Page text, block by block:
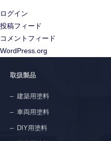
ログイン
投稿フィード
コメントフィード
WordPress.org
取扱製品
建築用塗料
車両用塗料
DIY用塗料